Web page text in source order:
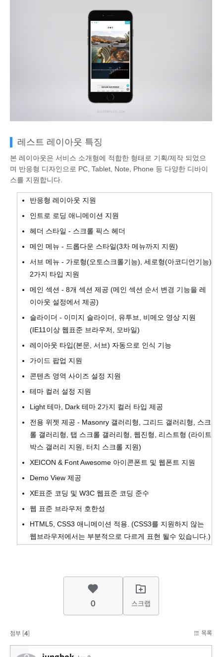
레스트 레이아웃 특징
본 레이아웃은 서비스 소개형에 적합한 형태로 기획/제작 되었으
며 반응형 디자인으로 PC, Tablet, Note, Phone 등 다양한 디바이
스를 지원합니다.
반응형 레이아웃 지원
인트로 로딩 애니메이션 지원
헤더 스타일 - 스크롤 픽스 헤더
메인 메뉴 - 드롭다운 스타일(3차 메뉴까지 지원)
서브 메뉴 - 가로형(오토스크롤기능), 세로형(아코디언기능)
2가지 타입 지원
메인 섹션 - 8개 섹션 제공 (메인 섹션 순서 변경 기능을 레
이아웃 설정에서 제공)
슬라이더 - 이미지 슬라이더, 유투브, 비메오 영상 지원
(IE11이상 웹표준 브라우저, 모바일)
레이아웃 타입(본문, 서브) 자동으로 인식 기능
가이드 팝업 지원
콘텐츠 영역 사이즈 설정 지원
테마 컬러 설정 지원
Light 테마, Dark 테마 2가지 컬러 타입 제공
전용 위젯 제공 - Masonry 갤러리형, 그리드 갤러리형, 스크
롤 갤러리형, 탭 스크롤 갤러리형, 웹진형, 리스트형 (라이트
박스 갤러리 지원, 터치 스크롤 지원)
XEICON & Font Awesome 아이콘폰트 및 웹폰트 지원
Demo View 제공
XE표준 코딩 및 W3C 웹표준 코딩 준수
웹 표준 브라우저 호한성
HTML5, CSS3 애니메이션 적용. (CSS3를 지원하지 않는
웹브라우저에서는 부분적으로 다르게 표현 될수 있습니다.)
0 스크랩
첨부 [4] 목록